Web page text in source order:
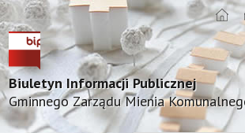
Biuletyn Informacji Publicznej
Gminnego Zarządu Mienia